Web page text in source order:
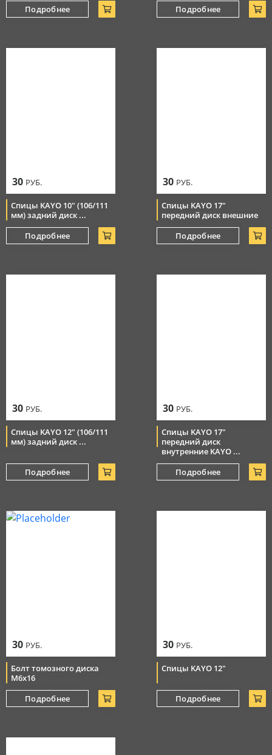
Подробнее
Подробнее
30 РУБ.
Спицы KAYO 10" (106/111
мм) задний диск ...
Подробнее
30 РУБ.
Спицы KAYO 17"
передний диск внешние
Подробнее
30 РУБ.
Спицы KAYO 12" (106/111
мм) задний диск ...
Подробнее
30 РУБ.
Спицы KAYO 17"
передний диск
внутренние KAYO ...
Подробнее
30 РУБ.
Болт томозного диска
М6х16
Подробнее
30 РУБ.
Спицы KAYO 12"
Подробнее